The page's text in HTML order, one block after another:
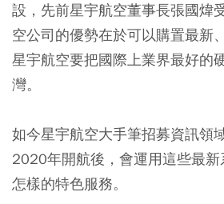
設，先前星宇航空董事長張國煒
空公司的優勢在於可以購置最新
星宇航空要把國際上業界最好的
灣。
如今星宇航空大手筆招募資訊領
2020年開航後，會運用這些最
怎樣的特色服務。